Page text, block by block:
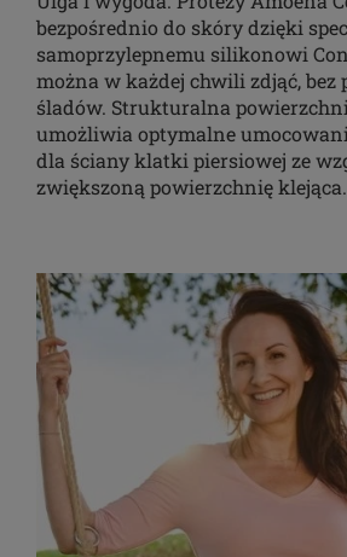
bezpośrednio do skóry dzięki
samoprzylepnemu silikonowi
można w każdej chwili zdjąć, bez
śladów. Strukturalna
umożliwia optymalne
dla ściany klatki piersiowej ze
zwiększoną powierzchnię klejąca.